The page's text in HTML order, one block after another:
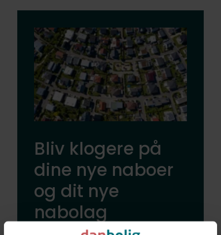
Bliv klogere på
dine nye naboer
og dit nye
nabolag